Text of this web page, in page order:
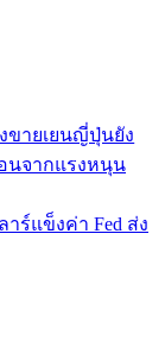
ขายเยนญี่ปุ่นยัง
นจากแรงหนุน
ร์แข็งค่า Fed ส่ง